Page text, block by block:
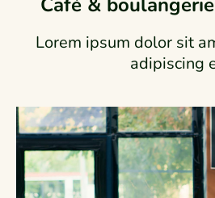
Lorem ipsum dolor sit
adipiscing